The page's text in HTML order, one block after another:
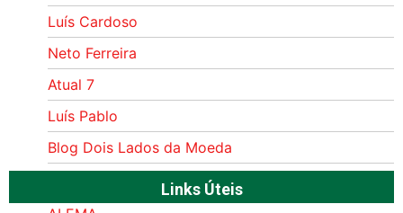
Luís Cardoso
Neto Ferreira
Atual 7
Luís Pablo
Blog Dois Lados da Moeda
Links Úteis